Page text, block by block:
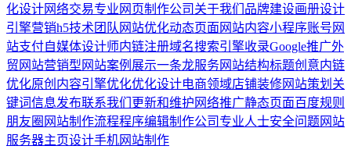
化设计网络交易专业网页制作公司 关于我们 品牌建设画册设计
引擎营销h5技术团队 网站优化动态页面 网站内容小程序账号 网
站支付自媒体设计师内链注册域名搜索引擎收录Google推广外
贸网站营销型网站案例展示一条龙服务网站结构标题创意内链
优化原创内容引擎优化优化设计电商领域店铺装修网站策划 关
键词信息发布联系我们 更新和维护 网络推广静态页面百度规则
朋友圈 网站制作流程程序编辑制作公司专业人士安全问题 网站
服务器主页设计手机网站制作